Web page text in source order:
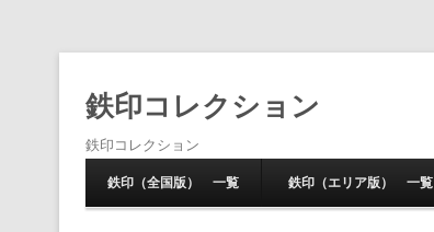
鉄印コレクション
鉄印コレクション
鉄印（全国版） 一覧 鉄印（エリア版） 一覧